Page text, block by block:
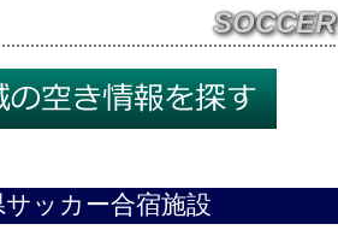
SOCCER
サッカー合宿施設